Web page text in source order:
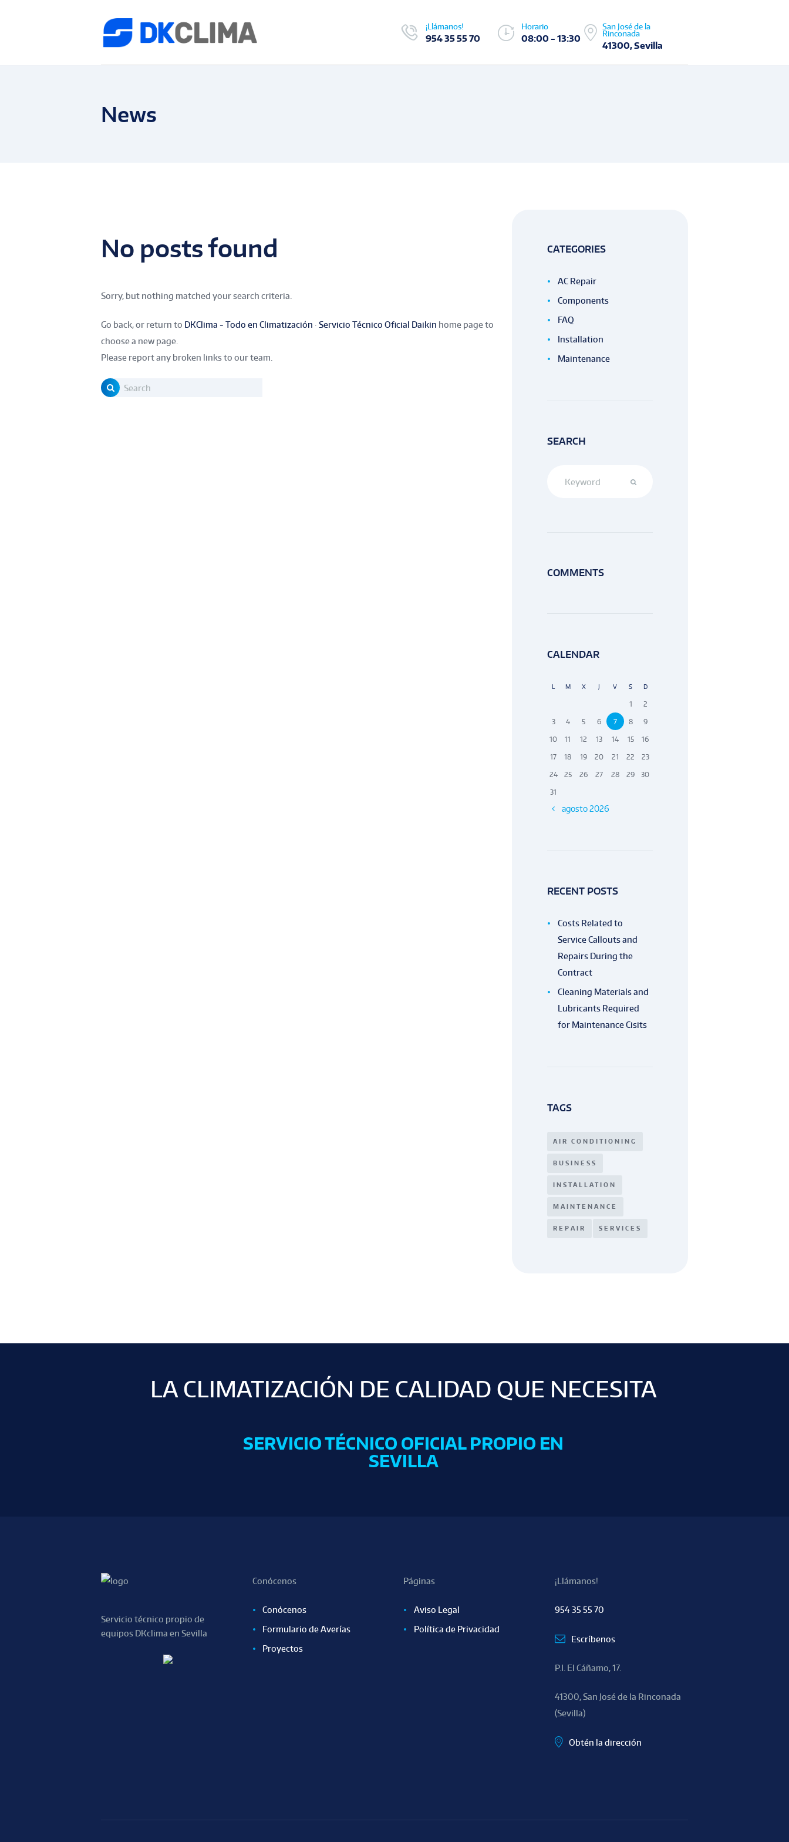
¡Llámanos!
954 35 55 70
Horario
08:00 - 13:30
San José de la
Rinconada
41300, Sevilla
News
No posts found
Sorry, but nothing matched your search criteria.
Go back, or return to DKClima - Todo en Climatización · Servicio Técnico Oficial Daikin home page to
choose a new page.
Please report any broken links to our team.
CATEGORIES
AC Repair
Components
FAQ
Installation
Maintenance
SEARCH
COMMENTS
CALENDAR
agosto2026
L M X J V S D
1
2
3
4 5 6 7 8
9
10
11 12 13 14 15
16
17
18 19 20 21 22
23
24
25 26 27 28 29
30
31
RECENT POSTS
Costs Related to
Service Callouts and
Repairs During the
Contract
Cleaning Materials and
Lubricants Required
for Maintenance Cisits
TAGS
AIR CONDITIONING
BUSINESS
INSTALLATION
MAINTENANCE
REPAIR SERVICES
LA CLIMATIZACIÓN DE CALIDAD QUE NECESITA
SERVICIO TÉCNICO OFICIAL PROPIO EN
SEVILLA
Servicio técnico propio de
equipos DKclima en Sevilla
Conócenos
Conócenos
Formulario de Averías
Proyectos
Páginas
Aviso Legal
Política de Privacidad
¡Llámanos!
954 35 55 70
Escríbenos
P.I. El Cáñamo, 17.
41300, San José de la Rinconada
(Sevilla)
Obtén la dirección